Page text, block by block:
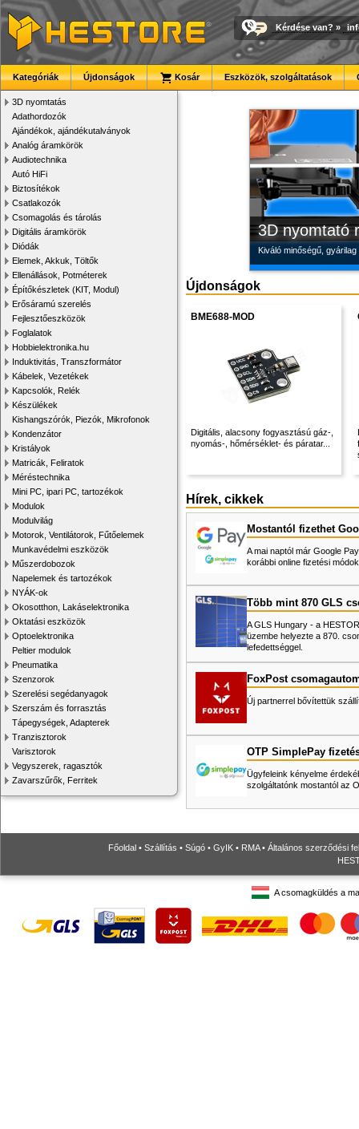
Kérdése van? »
Kategóriák Újdonságok Kosár Eszközök, szolgáltatások
3D nyomtatás
Adathordozók
Ajándékok, ajándékutalványok
Analóg áramkörök
Audiotechnika
Autó HiFi
Biztosítékok
Csatlakozók
Csomagolás és tárolás
Digitális áramkörök
Diódák
Elemek, Akkuk, Töltők
Ellenállások, Potméterek
Építőkészletek (KIT, Modul)
Erősáramú szerelés
Fejlesztőeszközök
Foglalatok
Hobbielektronika.hu
Induktivitás, Transzformátor
Kábelek, Vezetékek
Kapcsolók, Relék
Készülékek
Kishangszórók, Piezók, Mikrofonok
Kondenzátor
Kristályok
Matricák, Feliratok
Méréstechnika
Mini PC, ipari PC, tartozékok
Modulok
Modulvilág
Motorok, Ventilátorok, Fűtőelemek
Munkavédelmi eszközök
Műszerdobozok
Napelemek és tartozékok
NYÁK-ok
Okosotthon, Lakáselektronika
Oktatási eszközök
Optoelektronika
Peltier modulok
Pneumatika
Szenzorok
Szerelési segédanyagok
Szerszám és forrasztás
Tápegységek, Adapterek
Tranzisztorok
Varisztorok
Vegyszerek, ragasztók
Zavarszűrők, Ferritek
3D nyomtató
Kiváló minőségű,
Megbízható
Új PLA
Modulvilág
Újdonságok
BME688-MOD
Digitális, alacsony fogyasztású gáz-,
nyomás-, hőmérséklet- és páratar...
Hírek, cikkek
Mostantól fizethet
A mai naptól már Google
korábbi online fizetési
Több mint 870 GLS
A GLS Hungary - a
üzembe helyezte a 870.
lefedettséggel.
FoxPost
Új partnerrel bővítettük
OTP SimplePay
Ügyfeleink kényelme
szolgáltatónk mostantól az
Főoldal • Szállítás • Súgó • GyIK • RMA• Általános szerződési
A csomagküldés a